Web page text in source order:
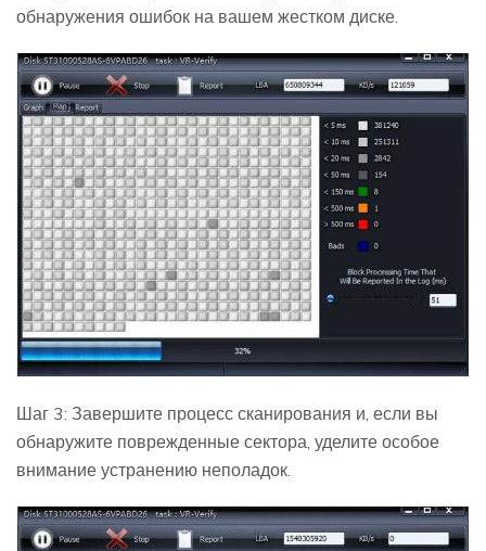
обнаружения ошибок на вашем жестком диске.
Шаг 3: Завершите процесс сканирования и, если вы
обнаружите поврежденные сектора, уделите особое
внимание устранению неполадок.